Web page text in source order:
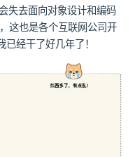
失去面向对象设计和编码
这也是各个互联网公司开
经干了好几年了！